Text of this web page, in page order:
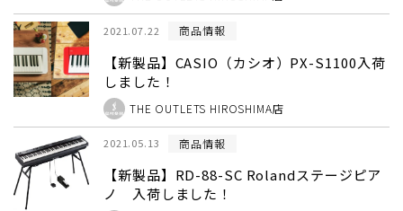
2021.07.22 商品情報
【新製品】CASIO（カシオ）PX-S1100入荷
しました！
THE OUTLETS HIROSHIMA店
2021.05.13 商品情報
【新製品】RD-88-SC Rolandステージピア
ノ 入荷しました！